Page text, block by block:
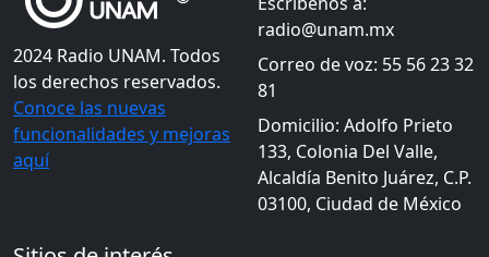
2024 Radio UNAM. Todos
los derechos reservados.
Conoce las nuevas
funcionalidades y mejoras
aquí
radio@unam.mx
Correo de voz: 55 56 23 32
81
Domicilio: Adolfo Prieto
133, Colonia Del Valle,
Alcaldía Benito Juárez, C.P.
03100, Ciudad de México